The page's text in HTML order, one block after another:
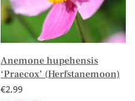
Anemone hupehensis
‘Praecox’ (Herfstanemoon)
€2,99